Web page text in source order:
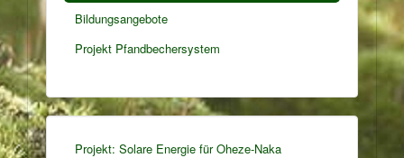
Bildungsangebote
Projekt Pfandbechersystem
Projekt: Solare Energie für Oheze-Naka